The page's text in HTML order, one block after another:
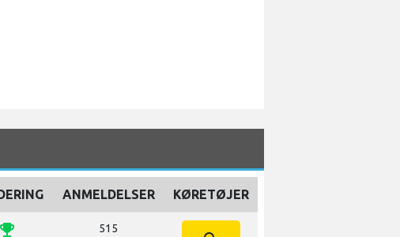
ANMELDELSER KØRETØJER
emoji_events 515